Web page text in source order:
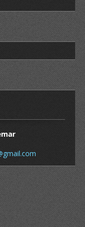
l.com